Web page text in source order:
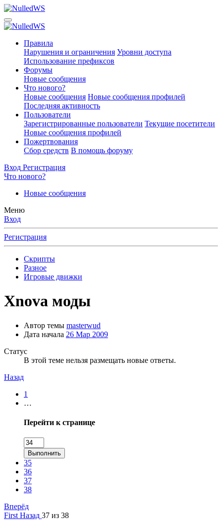
Правила
Нарушения и ограничения Уровни доступа
Использование префиксов
Форумы
Новые сообщения
Что нового?
Новые сообщения Новые сообщения профилей
Последняя активность
Пользователи
Зарегистрированные пользователи Текущие посетители
Новые сообщения профилей
Пожертвования
Сбор средств В помощь форуму
Вход Регистрация
Что нового?
Новые сообщения
Меню
Вход
Регистрация
Скрипты
Разное
Игровые движки
Xnova моды
Автор темы masterwud
Дата начала 26 Мар 2009
Статус
В этой теме нельзя размещать новые ответы.
Назад
1
…
Перейти к странице
Выполнить
35
36
37
38
Вперёд
First Назад 37 из 38